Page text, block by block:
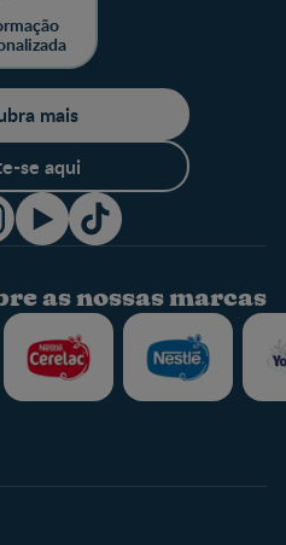
mais
se aqui
as nossas marcas